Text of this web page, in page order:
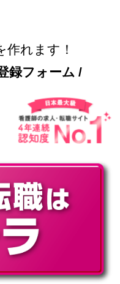
作れます！
録フォーム /